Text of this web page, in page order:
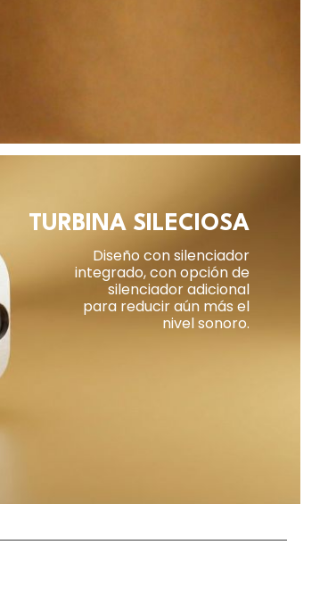
TURBINA SILECIOSA
Diseño con silenciador
integrado, con opción de
silenciador adicional
para reducir aún más el
nivel sonoro.